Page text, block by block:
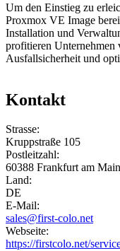
Um den Einstieg zu
Proxmox VE Image
Installation und
profitieren Unternehmen
Ausfallsicherheit und
Kontakt
Strasse:
Kruppstraße 105
Postleitzahl:
60388 Frankfurt am Main
Land:
DE
E-Mail:
sales@first-colo.net
Webseite:
https://firstcolo.net/